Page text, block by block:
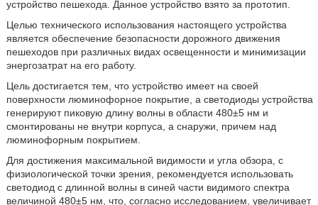
устройство пешехода. Данное устройство взято за прототип.
Целью технического использования настоящего устройства
является обеспечение безопасности дорожного движения
пешеходов при различных видах освещенности и минимизации
энергозатрат на его работу.
Цель достигается тем, что устройство имеет на своей
поверхности люминофорное покрытие, а светодиоды устройства
генерируют пиковую длину волны в области 480±5 нм и
смонтированы не внутри корпуса, а снаружи, причем над
люминофорным покрытием.
Для достижения максимальной видимости и угла обзора, с
физиологической точки зрения, рекомендуется использовать
светодиод с длинной волны в синей части видимого спектра
величиной 480±5 нм, что, согласно исследованием, увеличивает